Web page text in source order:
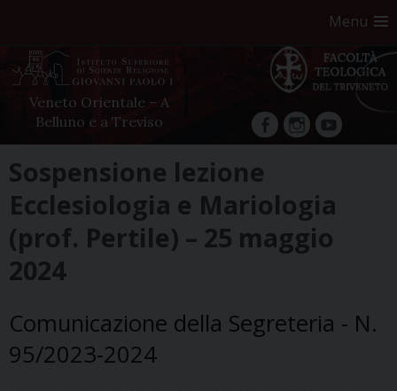
Menu
Veneto Orientale – A
Belluno e a Treviso
facebookInstagram
YouTube
to
content
Sospensione lezione
Ecclesiologia e Mariologia
(prof. Pertile) – 25 maggio
2024
Comunicazione della Segreteria - N.
95/2023-2024